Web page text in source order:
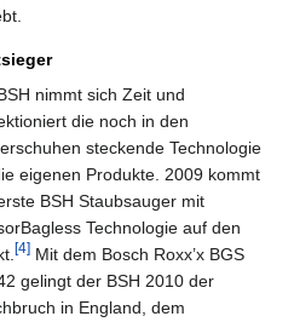
nimmt sich Zeit und
die noch in den
steckende Technologie
eigenen Produkte. 2009 kommt
BSH Staubsauger mit
Technologie auf den
[4] Mit dem Bosch Roxx’x BGS
gelingt der BSH 2010 der
in England, dem